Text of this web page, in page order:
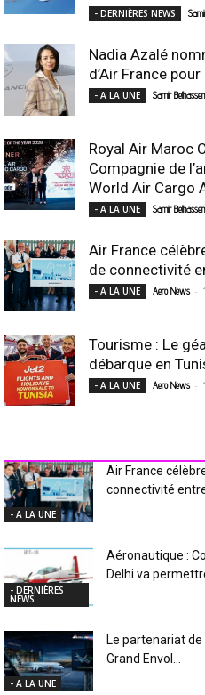
- DERNIÈRES NEWS
Nadia Azalé
d’Air France
- A LA UNE Samir Belhassen
Royal Air Maroc
Compagnie de
World Air Cargo
- A LA UNE Samir Belhassen
Air France
de connectivité
- A LA UNE Aero News -
Tourisme : Le
débarque en
- A LA UNE Aero News -
- A LA UNE
Air France
connectivité
- DERNIÈRES
NEWS
Aéronautique :
Delhi va
- A LA UNE
Le partenariat
Grand Envol...